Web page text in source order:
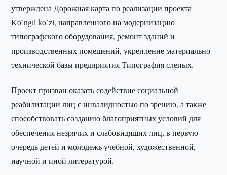
утверждена Дорожная карта по реализации проекта
Ko`ngil ko`zi, направленного на модернизацию
типографского оборудования, ремонт зданий и
производственных помещений, укрепление материально-
технической базы предприятия Типография слепых.
Проект призван оказать содействие социальной
реабилитации лиц с инвалидностью по зрению, а также
способствовать созданию благоприятных условий для
обеспечения незрячих и слабовидящих лиц, в первую
очередь детей и молодежь учебной, художественной,
научной и иной литературой.